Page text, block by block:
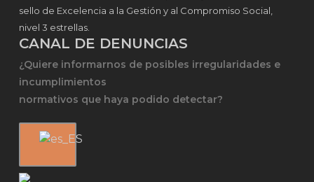
sello de Excelencia a la Gestión y al Compromiso Social,
nivel 3 estrellas.
CANAL DE DENUNCIAS
¿Quiere informarnos de posibles irregularidades e
incumplimientos
normativos que haya podido detectar?